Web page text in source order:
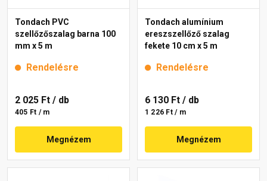
Tondach PVC
szellőzőszalag barna 100
mm x 5 m
Rendelésre
2 025 Ft / db
405 Ft / m
Megnézem
Tondach alumínium
ereszszellőző szalag
fekete 10 cm x 5 m
Rendelésre
6 130 Ft / db
1 226 Ft / m
Megnézem